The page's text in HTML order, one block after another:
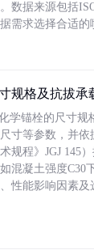
数据来源包括
需求选择合适的
规格及抗拔承
学锚栓的尺寸规
寸等参数，并
规程》JGJ 145
混凝土强度C30
性能影响因素